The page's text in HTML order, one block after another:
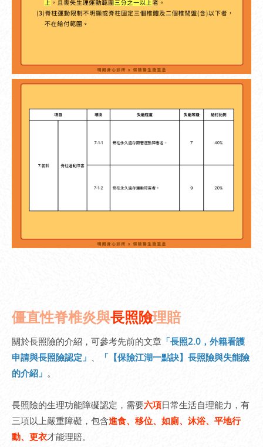
僵直性脊椎炎與長照險理賠
關於長照險的介紹，可參考先前的文章 「長照2.0，外籍看護
申請與長照險認定」 、
「【保險江湖一點訣】長照險與失能險
的介紹」 。
長照險的生理功能障礙認定，需要六項日常生活自理能力，有
三項以上嚴重障礙，包含進食、移位、如廁、沐浴、平地行
動、更衣才能理賠。